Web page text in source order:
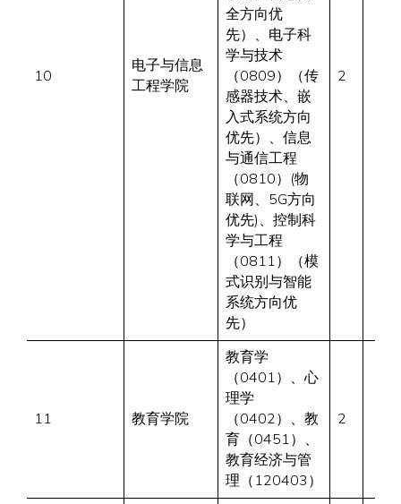
10
电子与信息
工程学院
全方向优
先）、电子科
学与技术
（0809）（传
感器技术、嵌
入式系统方向
优先）、信息
与通信工程
（0810）(物
联网、5G方向
优先)、控制科
学与工程
（0811）（模
式识别与智能
系统方向优
先）
2
11 教育学院
教育学
（0401）、心
理学
（0402）、教
育（0451）、
教育经济与管
理（120403）
2